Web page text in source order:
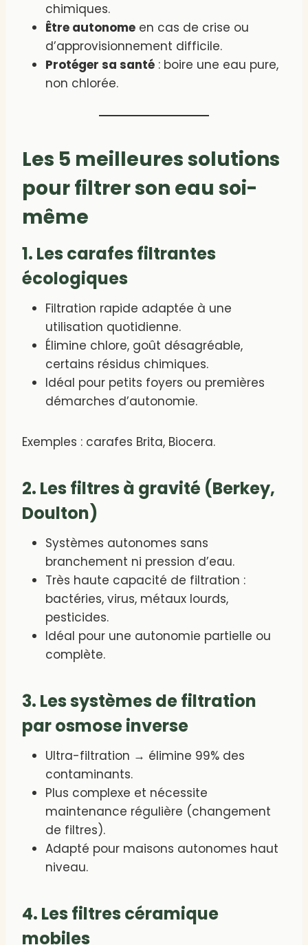
chimiques.
Être autonome en cas de crise ou
d’approvisionnement difficile.
Protéger sa santé : boire une eau pure,
non chlorée.
Les 5 meilleures solutions
pour filtrer son eau soi-
même
1. Les carafes filtrantes
écologiques
Filtration rapide adaptée à une
utilisation quotidienne.
Élimine chlore, goût désagréable,
certains résidus chimiques.
Idéal pour petits foyers ou premières
démarches d’autonomie.
Exemples : carafes Brita, Biocera.
2. Les filtres à gravité (Berkey,
Doulton)
Systèmes autonomes sans
branchement ni pression d’eau.
Très haute capacité de filtration :
bactéries, virus, métaux lourds,
pesticides.
Idéal pour une autonomie partielle ou
complète.
3. Les systèmes de filtration
par osmose inverse
Ultra-filtration → élimine 99% des
contaminants.
Plus complexe et nécessite
maintenance régulière (changement
de filtres).
Adapté pour maisons autonomes haut
niveau.
4. Les filtres céramique
mobiles